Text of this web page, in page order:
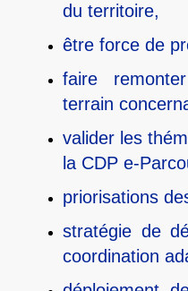
du territoire,​
être force de
faire
terrain
valider les
la CDP e-
priorisations
stratégie de
coordination